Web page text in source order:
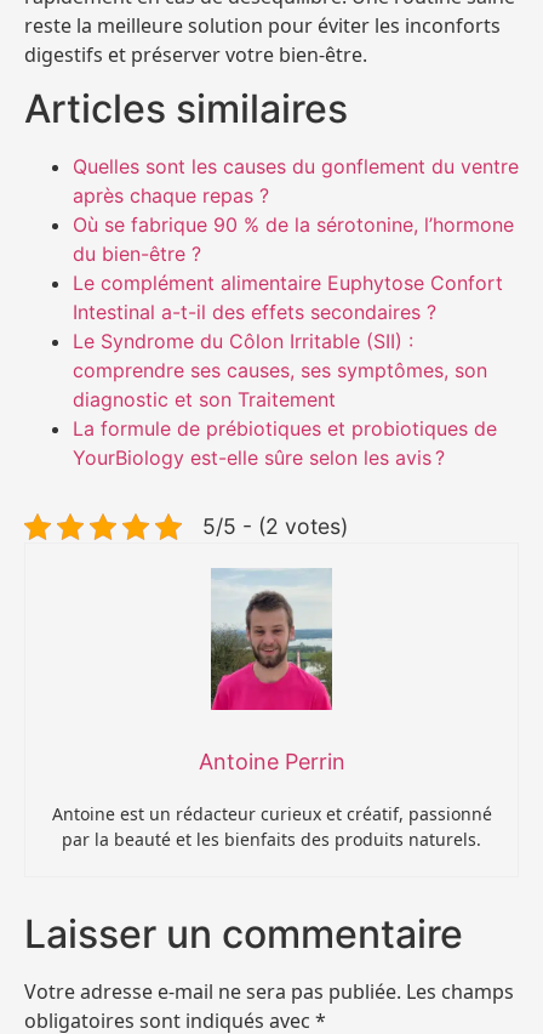
reste la meilleure solution pour éviter les inconforts
digestifs et préserver votre bien-être.
Articles similaires
Quelles sont les causes du gonflement du ventre
après chaque repas ?
Où se fabrique 90 % de la sérotonine, l’hormone
du bien-être ?
Le complément alimentaire Euphytose Confort
Intestinal a-t-il des effets secondaires ?
Le Syndrome du Côlon Irritable (SII) :
comprendre ses causes, ses symptômes, son
diagnostic et son Traitement
La formule de prébiotiques et probiotiques de
YourBiology est-elle sûre selon les avis ?
5/5 - (2 votes)
Antoine Perrin
Antoine est un rédacteur curieux et créatif, passionné
par la beauté et les bienfaits des produits naturels.
Laisser un commentaire
Votre adresse e-mail ne sera pas publiée. Les champs
obligatoires sont indiqués avec *